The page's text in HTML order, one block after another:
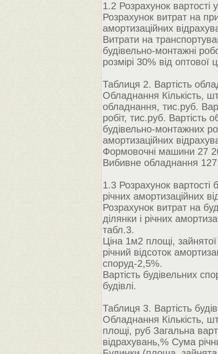
1.2 Розрахунок вартості
Розрахунок витрат на
амортизаційних
Витрати на
будівельно-монтажні
розмірі 30% від оптової
Таблиця 2. Вартість
Обладнання Кількість,
обладнання, тис.руб.
робіт, тис.руб. Вартість
будівельно-монтажних
амортизаційних
Формовочні машини 27
Вибивне обладнання
1.3 Розрахунок вартості
річних амортизаційних
Розрахунок витрат на
ділянки і річних
табл.3.
Ціна 1м2 площі,
річний відсоток
споруд-2,5%.
Вартість будівельних
будівлі.
Таблиця 3. Вартість
Обладнання Кількість,
площі, руб Загальна
відрахувань,% Сума